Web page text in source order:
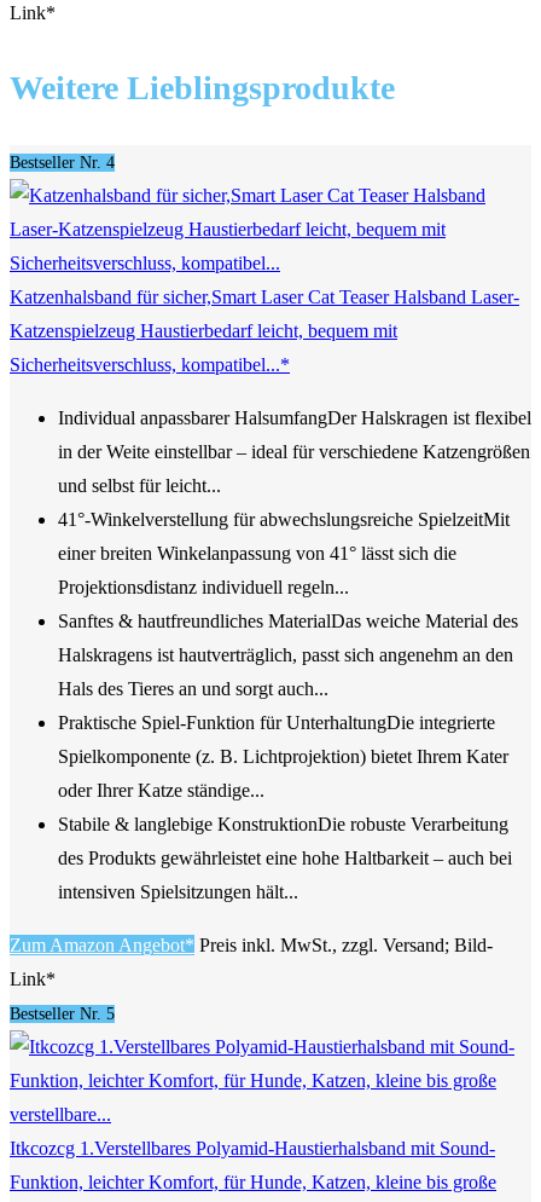
Link*
Weitere Lieblingsprodukte
Bestseller Nr. 4
Katzenhalsband für sicher,Smart Laser Cat Teaser Halsband Laser-
Katzenspielzeug Haustierbedarf leicht, bequem mit
Sicherheitsverschluss, kompatibel...*
Individual anpassbarer HalsumfangDer Halskragen ist flexibel
in der Weite einstellbar – ideal für verschiedene Katzengrößen
und selbst für leicht...
41°-Winkelverstellung für abwechslungsreiche SpielzeitMit
einer breiten Winkelanpassung von 41° lässt sich die
Projektionsdistanz individuell regeln...
Sanftes & hautfreundliches MaterialDas weiche Material des
Halskragens ist hautverträglich, passt sich angenehm an den
Hals des Tieres an und sorgt auch...
Praktische Spiel-Funktion für UnterhaltungDie integrierte
Spielkomponente (z. B. Lichtprojektion) bietet Ihrem Kater
oder Ihrer Katze ständige...
Stabile & langlebige KonstruktionDie robuste Verarbeitung
des Produkts gewährleistet eine hohe Haltbarkeit – auch bei
intensiven Spielsitzungen hält...
Zum Amazon Angebot* Preis inkl. MwSt., zzgl. Versand; Bild-
Link*
Bestseller Nr. 5
Itkcozcg 1.Verstellbares Polyamid-Haustierhalsband mit Sound-
Funktion, leichter Komfort, für Hunde, Katzen, kleine bis große